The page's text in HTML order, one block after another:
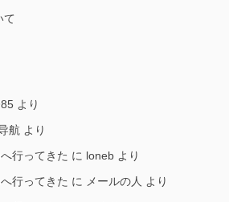
て
より
航 より
行ってきた に loneb より
行ってきた に メールの人 より